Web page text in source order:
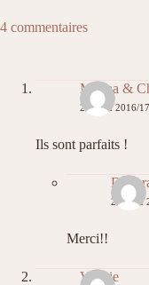
4 commentaires
Mélina &
21 MAI 2016/
Ils sont parfaits !
21 MAI
Merci!!
Valérie